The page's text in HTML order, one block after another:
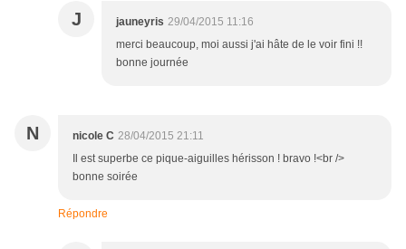
J jauneyris 29/04/2015 11:16
merci beaucoup, moi aussi j'ai hâte de le voir fini !!
bonne journée
N nicole C 28/04/2015 21:11
Il est superbe ce pique-aiguilles hérisson ! bravo !<br />
bonne soirée
Répondre